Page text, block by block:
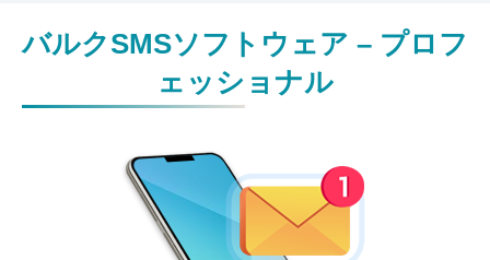
バルクSMSソフトウェア – プロフ
ェッショナル